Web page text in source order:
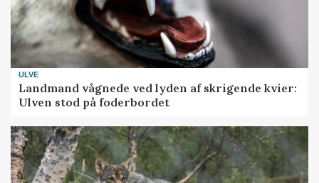
ULVE
Landmand vågnede ved lyden af skrigende kvier:
Ulven stod på foderbordet